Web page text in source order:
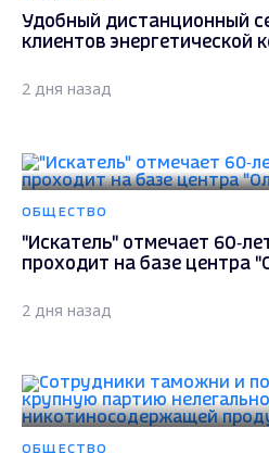
Удобный дистанционный
клиентов энергетической
2 дня назад
ОБЩЕСТВО
"Искатель" отмечает
проходит на базе центра
2 дня назад
ОБЩЕСТВО